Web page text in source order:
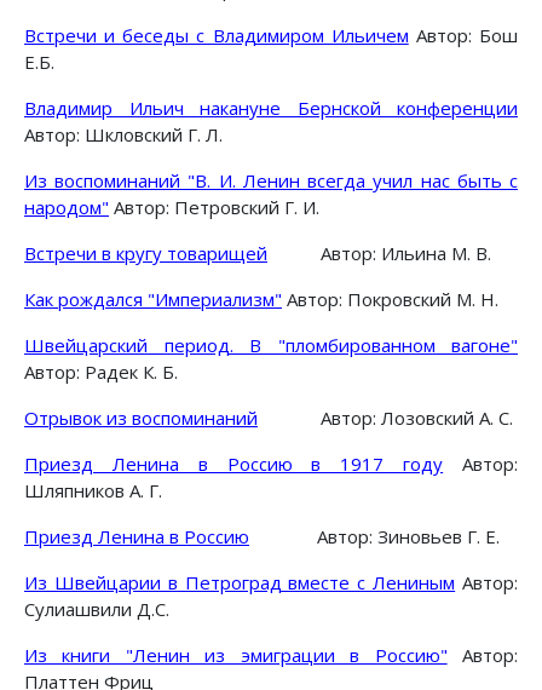
Встречи и беседы с Владимиром Ильичем Автор: Бош
Е.Б.
Владимир Ильич накануне Бернской конференции
Автор: Шкловский Г. Л.
Из воспоминаний "В. И. Ленин всегда учил нас быть с
народом" Автор: Петровский Г. И.
Встречи в кругу товарищей Автор: Ильина М. В.
Как рождался "Империализм" Автор: Покровский М. Н.
Швейцарский период. В "пломбированном вагоне"
Автор: Радек К. Б.
Отрывок из воспоминаний Автор: Лозовский А. С.
Приезд Ленина в Россию в 1917 году Автор:
Шляпников А. Г.
Приезд Ленина в Россию Автор: Зиновьев Г. Е.
Из Швейцарии в Петроград вместе с Лениным Автор:
Сулиашвили Д.С.
Из книги "Ленин из эмиграции в Россию" Автор:
Платтен Фриц